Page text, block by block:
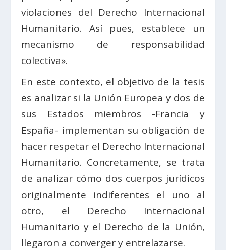
violaciones del Derecho Internacional
Humanitario. Así pues, establece un
mecanismo de responsabilidad
colectiva».
En este contexto, el objetivo de la tesis
es analizar si la Unión Europea y dos de
sus Estados miembros -Francia y
España- implementan su obligación de
hacer respetar el Derecho Internacional
Humanitario. Concretamente, se trata
de analizar cómo dos cuerpos jurídicos
originalmente indiferentes el uno al
otro, el Derecho Internacional
Humanitario y el Derecho de la Unión,
llegaron a converger y entrelazarse.